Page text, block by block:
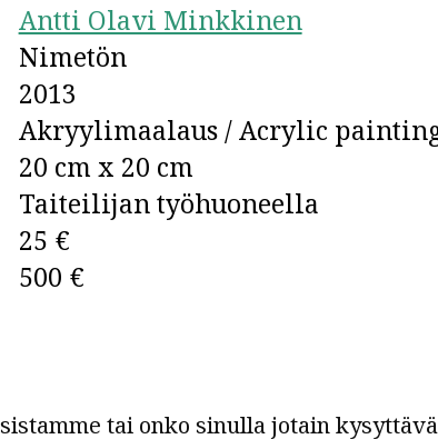
Antti Olavi Minkkinen
Nimetön
2013
Akryylimaalaus / Acrylic
20 cm x 20 cm
Taiteilijan työhuoneella
25 €
500 €
tai onko sinulla jotain